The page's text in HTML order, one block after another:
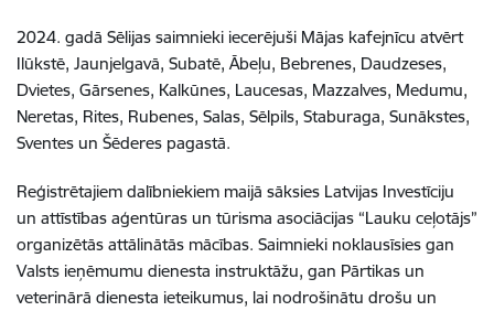
2024. gadā Sēlijas saimnieki iecerējuši Mājas kafejnīcu atvērt
Ilūkstē, Jaunjelgavā, Subatē, Ābeļu, Bebrenes, Daudzeses,
Dvietes, Gārsenes, Kalkūnes, Laucesas, Mazzalves, Medumu,
Neretas, Rites, Rubenes, Salas, Sēlpils, Staburaga, Sunākstes,
Sventes un Šēderes pagastā.
Reģistrētajiem dalībniekiem maijā sāksies Latvijas Investīciju
un attīstības aģentūras un tūrisma asociācijas “Lauku ceļotājs”
organizētās attālinātās mācības. Saimnieki noklausīsies gan
Valsts ieņēmumu dienesta instruktāžu, gan Pārtikas un
veterinārā dienesta ieteikumus, lai nodrošinātu drošu un